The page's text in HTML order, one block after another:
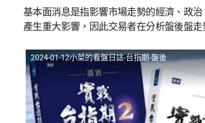
基本面消息是指影響市場走勢的經濟、政
產生重大影響，因此交易者在分析盤後盤
2024-01-12小菜的看盤日誌-台指期-盤後